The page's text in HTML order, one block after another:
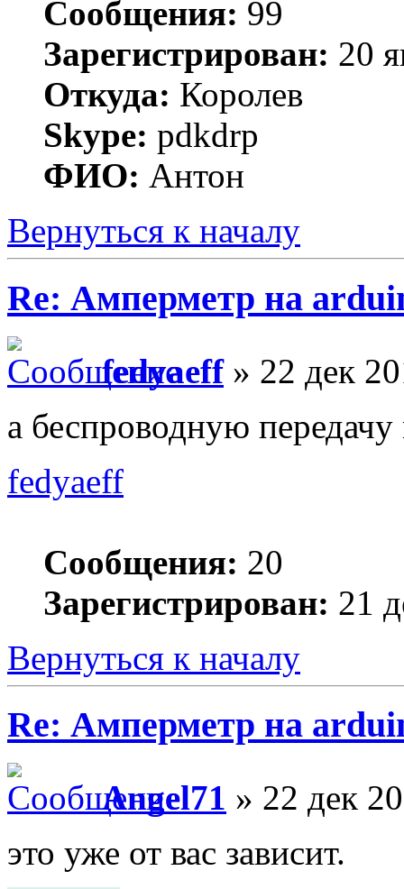
Сообщения: 99
Зарегистрирован: 20
Откуда: Королев
Skype: pdkdrp
ФИО: Антон
Вернуться к началу
Re: Амперметр на
fedyaeff» 22 дек
а беспроводную передачу
fedyaeff
Сообщения: 20
Зарегистрирован: 21
Вернуться к началу
Re: Амперметр на
Angel71 » 22 дек
это уже от вас зависит.